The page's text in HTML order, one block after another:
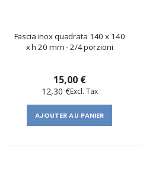
Fascia inox quadrata 140 x 140
x h 20 mm - 2/4 porzioni
15,00 €
12,30 €
AJOUTER AU PANIER